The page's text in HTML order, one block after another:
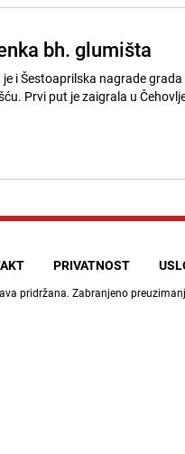
bh. glumišta
i Šestoaprilska nagrade
Prvi put je zaigrala u
PRIVATNOST
pridržana. Zabranjeno